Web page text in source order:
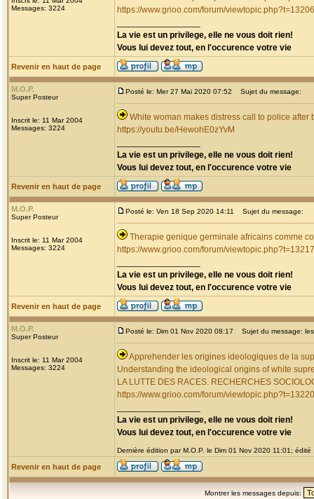
Messages: 3224
https://www.grioo.com/forum/viewtopic.php?t=13206
La vie est un privilege, elle ne vous doit rien!
Vous lui devez tout, en l'occurence votre vie
Revenir en haut de page
M.O.P.
Super Posteur
Inscrit le: 11 Mar 2004
Messages: 3224
Posté le: Mer 27 Mai 2020 07:52 Sujet du message:
White woman makes distress call to police after
https://youtu.be/HewohE0zYvM
La vie est un privilege, elle ne vous doit rien!
Vous lui devez tout, en l'occurence votre vie
Revenir en haut de page
M.O.P.
Super Posteur
Inscrit le: 11 Mar 2004
Messages: 3224
Posté le: Ven 18 Sep 2020 14:11 Sujet du message:
Therapie genique germinale africains comme
https://www.grioo.com/forum/viewtopic.php?t=13217
La vie est un privilege, elle ne vous doit rien!
Vous lui devez tout, en l'occurence votre vie
Revenir en haut de page
M.O.P.
Super Posteur
Inscrit le: 11 Mar 2004
Messages: 3224
Posté le: Dim 01 Nov 2020 08:17 Sujet du message:
Apprehender les origines ideologiques de la
Understanding the ideological origins of white
LA LUTTE DES RACES. RECHERCHES
https://www.grioo.com/forum/viewtopic.php?t=13220
La vie est un privilege, elle ne vous doit rien!
Vous lui devez tout, en l'occurence votre vie
Dernière édition par M.O.P. le Dim 01 Nov 2020 11:01; édité
Revenir en haut de page
Montrer les messages depuis: